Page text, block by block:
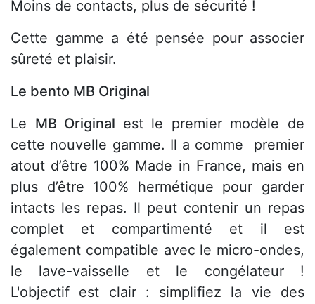
Moins de contacts, plus de sécurité !
Cette gamme a été pensée pour associer
sûreté et plaisir.
Le bento MB Original
Le MB Original est le premier modèle de
cette nouvelle gamme. Il a comme premier
atout d’être 100% Made in France, mais en
plus d’être 100% hermétique pour garder
intacts les repas. Il peut contenir un repas
complet et compartimenté et il est
également compatible avec le micro-ondes,
le lave-vaisselle et le congélateur !
L'objectif est clair : simplifiez la vie des